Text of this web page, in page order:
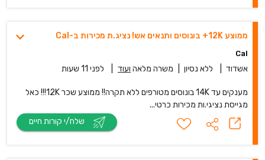
ממוצע 12K+ בונוסים ותנאים אש! נציג.ת מכירות ב-Cal
Cal
אשדוד ללא נסיון משרה מלאה ועוד לפני 11 שעות
מענקים עד 14K בונוסים מטורפים ללא תקרה!! ממוצע שכר 12K!!! כאל
מגייסת נציגי.ות מכירות כרטי...